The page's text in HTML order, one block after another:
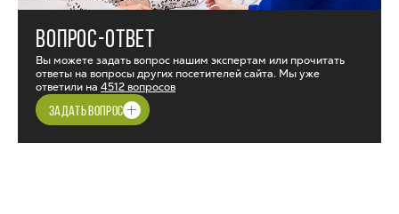
ВОПРОС-ОТВЕТ
Вы можете задать вопрос нашим экспертам или прочитать
ответы на вопросы других посетителей сайта. Мы уже
ответили на 4512 вопросов
ЗАДАТЬ ВОПРОС